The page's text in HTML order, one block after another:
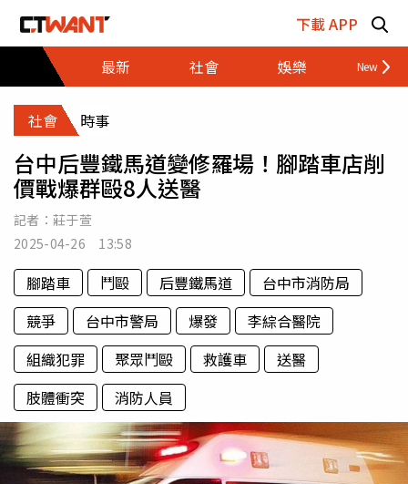
下載 APP
最新
社會 娛樂 財經
社會 時事
台中后豐鐵馬道變修羅場！腳踏車店削
價戰爆群毆8人送醫
記者： 莊于萱
2025-04-26 13:58
腳踏車 鬥毆 后豐鐵馬道
台中市消防局
競爭
台中市警局 爆發
李綜合醫院
組織犯罪
聚眾鬥毆 救護車
送醫
肢體衝突
消防人員